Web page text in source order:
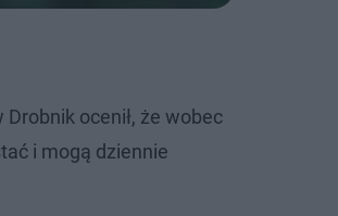
ocenił, że wobec
i mogą dziennie